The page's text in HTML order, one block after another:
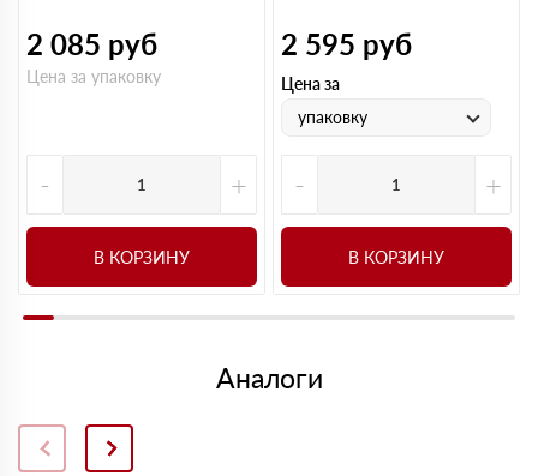
2 085 руб
Цена за упаковку
- +
В КОРЗИНУ
2 595 руб
Цена за
упаковку
- +
В КОРЗИНУ
Аналоги